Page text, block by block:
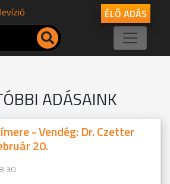
ÉLŐ ADÁS
ADÁSAINK
- Vendég: Dr. Czetter
20.